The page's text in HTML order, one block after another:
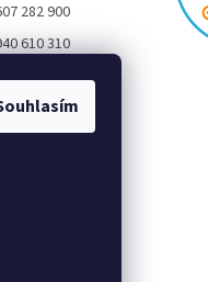
282 900
610 310